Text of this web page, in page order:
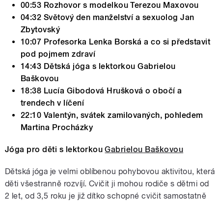
00:53 Rozhovor s modelkou Terezou Maxovou
04:32 Světový den manželství a sexuolog Jan
Zbytovský
10:07 Profesorka Lenka Borská a co si představit
pod pojmem zdraví
14:43 Dětská jóga s lektorkou Gabrielou
Baškovou
18:38 Lucía Gibodová Hrušková o obočí a
trendech v líčení
22:10 Valentýn, svátek zamilovaných, pohledem
Martina Procházky
Jóga pro děti s lektorkouGabrielou Baškovou
Dětská jóga je velmi oblíbenou pohybovou aktivitou, která
děti všestranně rozvíjí. Cvičit ji mohou rodiče s dětmi od
2 let, od 3,5 roku je již dítko schopné cvičit samostatně